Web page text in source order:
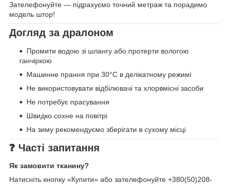
Зателефонуйте — підрахуємо точний метраж та порадимо
модель штор!
Догляд за дралоном
Промити водою зі шлангу або протерти вологою
ганчіркою
Машинне прання при 30°C в делікатному режимі
Не використовувати відбілювачі та хлорвмісні засоби
Не потребує прасування
Швидко сохне на повітрі
На зиму рекомендуємо зберігати в сухому місці
❓ Часті запитання
Як замовити тканину?
Натисніть кнопку «Купити» або зателефонуйте +380(50)208-